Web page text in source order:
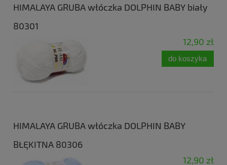
HIMALAYA GRUBA włóczka DOLPHIN BABY biały
80301
12,90 zł
do koszyka
HIMALAYA GRUBA włóczka DOLPHIN BABY
BŁĘKITNA 80306
12,90 zł